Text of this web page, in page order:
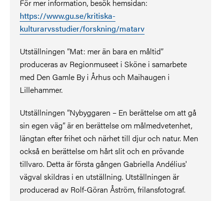
För mer information, besök hemsidan:
https://www.gu.se/kritiska-
kulturarvsstudier/forskning/matarv
Utställningen ”Mat: mer än bara en måltid”
produceras av Regionmuseet i Sköne i samarbete
med Den Gamle By i Århus och Maihaugen i
Lillehammer.
Utställningen ”Nybyggaren – En berättelse om att gå
sin egen väg” är en berättelse om målmedvetenhet,
längtan efter frihet och närhet till djur och natur. Men
också en berättelse om hårt slit och en prövande
tillvaro. Detta är första gången Gabriella Andélius'
vägval skildras i en utställning. Utställningen är
producerad av Rolf-Göran Åström, frilansfotograf.